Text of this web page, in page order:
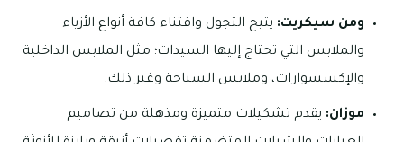
ومن سيكريت: يتيح التجول واقتناء كافة أنواع الأزياء
والملابس التي تحتاج إليها السيدات؛ مثل الملابس الداخلية
والإكسسوارات، وملابس السباحة وغير ذلك.
موزان: يقدم تشكيلات متميزة ومذهلة من تصاميم